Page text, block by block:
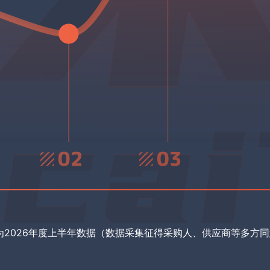
2026年度上半年数据（数据采集征得采购人、供应商等多方